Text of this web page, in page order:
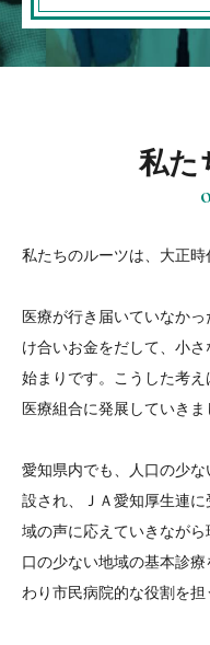
私た
私たちのルーツは、大正時
医療が行き届いていなか
け合いお金をだして、小
始まりです。こうした考
医療組合に発展していきま
愛知県内でも、人口の少
設され、ＪＡ愛知厚生連
域の声に応えていきなが
口の少ない地域の基本診
わり市民病院的な役割を担